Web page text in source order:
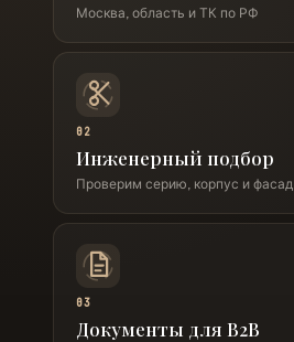
Москва, область и ТК по РФ
02
Инженерный подбор
Проверим серию, корпус и фасад
03
Документы для B2B